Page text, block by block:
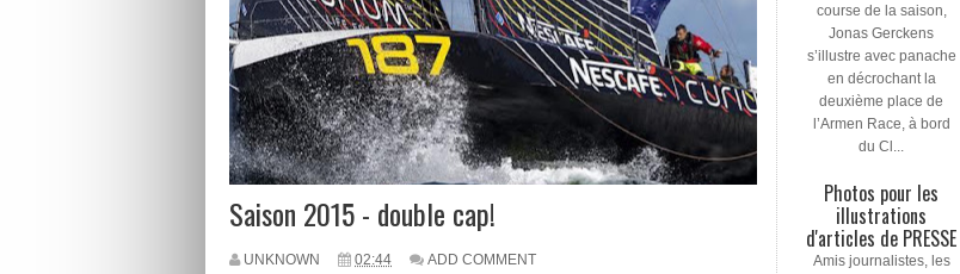
course de la saison,
Jonas Gerckens
s’illustre avec panache
en décrochant la
deuxième place de
l’Armen Race, à bord
du Cl...
Photos pour les
illustrations
d'articles de PRESSE
Amis journalistes, les
Saison 2015 - double cap!
UNKNOWN 02:44 ADD COMMENT